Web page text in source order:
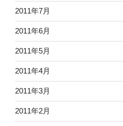
2011年7月
2011年6月
2011年5月
2011年4月
2011年3月
2011年2月